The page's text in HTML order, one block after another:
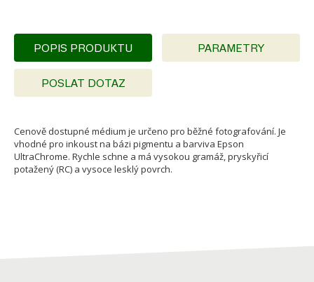
POPIS PRODUKTU PARAMETRY
POSLAT DOTAZ
Cenově dostupné médium je určeno pro běžné fotografování. Je
vhodné pro inkoust na bázi pigmentu a barviva Epson
UltraChrome. Rychle schne a má vysokou gramáž, pryskyřicí
potažený (RC) a vysoce lesklý povrch.